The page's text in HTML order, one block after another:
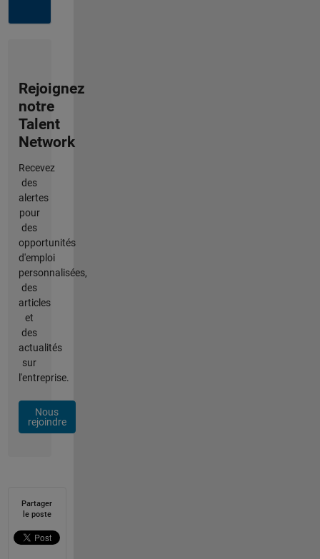
Rejoignez
notre
Talent
Network
Recevez
des
alertes
pour
des
opportunités
d'emploi
personnalisées,
des
articles
et
des
actualités
sur
l'entreprise.
Nous
rejoindre
Partager
le poste